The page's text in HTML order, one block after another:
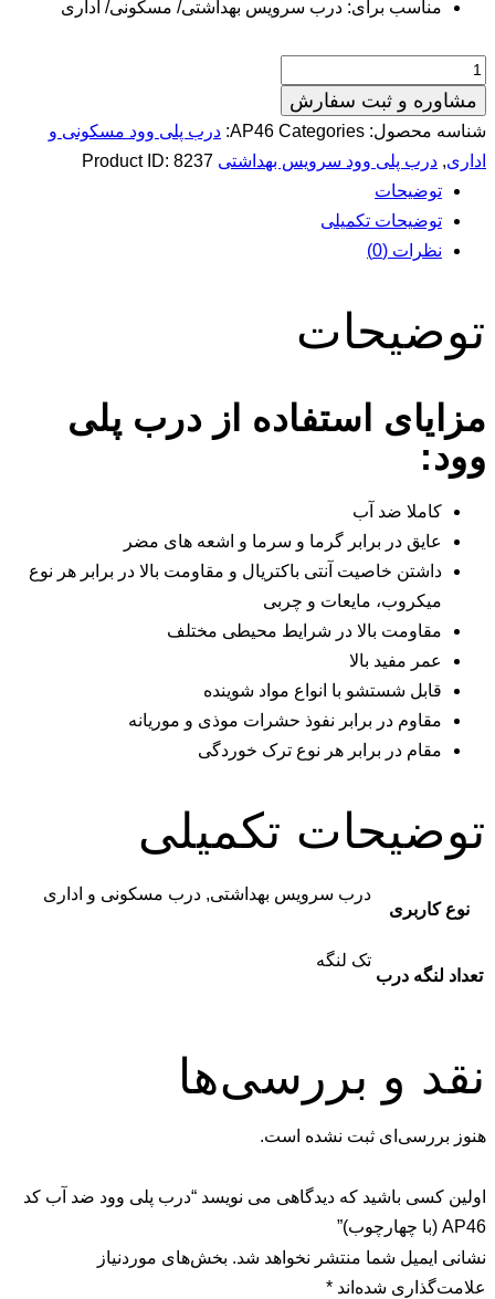
برای: درب سرویس بهداشتی/ مسکونی/ اداری
و ثبت سفارش
AP46 Categories:
درب پلی وود مسکونی و
پلی وود سرویس بهداشتی
Product ID:8237
تکمیلی
(0)
استفاده از درب پلی
ضد آب
در برابر گرما و سرما و اشعه های مضر
خاصیت آنتی باکتریال و مقاومت بالا در برابر هر نوع
مایعات و چربی
بالا در شرایط محیطی مختلف
مفید بالا
شستشو با انواع مواد شوینده
در برابر نفوذ حشرات موذی و موریانه
در برابر هر نوع ترک خوردگی
تکمیلی
درب سرویس بهداشتی, درب مسکونی و اداری
درب
و بررسی‌ها
ثبت نشده است.
باشید که دیدگاهی می نویسد “درب پلی وود ضد آب کد
شما منتشر نخواهد شد. بخش‌های موردنیاز
شده‌اند *